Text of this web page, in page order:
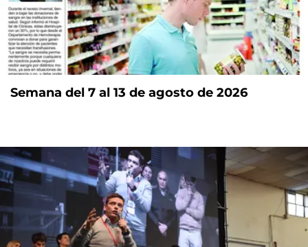
Semana del 7 al 13 de agosto de 2026